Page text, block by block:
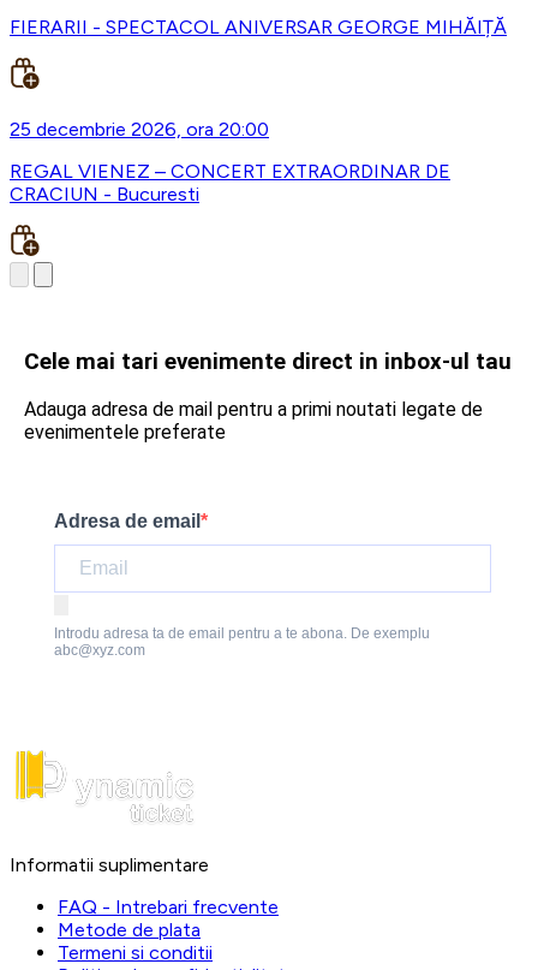
FIERARII - SPECTACOL ANIVERSAR GEORGE MIHĂIȚĂ
25 decembrie 2026, ora 20:00
REGAL VIENEZ – CONCERT EXTRAORDINAR DE
CRACIUN - Bucuresti
Cele mai tari evenimente direct in inbox-ul tau
Adauga adresa de mail pentru a primi noutati legate de
evenimentele preferate
Adresa de email
Introdu adresa ta de email pentru a te abona. De exemplu
abc@xyz.com
Informatii suplimentare
FAQ - Intrebari frecvente
Metode de plata
Termeni si conditii